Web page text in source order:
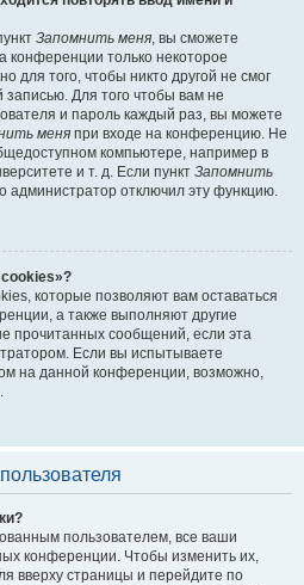
Запомнить меня, вы сможете
конференции только некоторое
для того, чтобы никто другой не смог
записью. Для того чтобы вам не
и пароль каждый раз, вы можете
меня при входе на конференцию. Не
компьютере, например в
и т. д. Если пункт Запомнить
администратор отключил эту функцию.
которые позволяют вам оставаться
а также выполняют другие
прочитанных сообщений, если эта
Если вы испытываете
на данной конференции, возможно,
пользователем, все ваши
конференции. Чтобы изменить их,
вверху страницы и перейдите по